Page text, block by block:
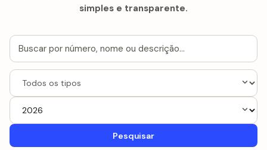
simples e transparente.
Pesquisar